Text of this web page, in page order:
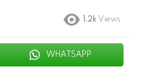
1.2k Views
WHATSAPP